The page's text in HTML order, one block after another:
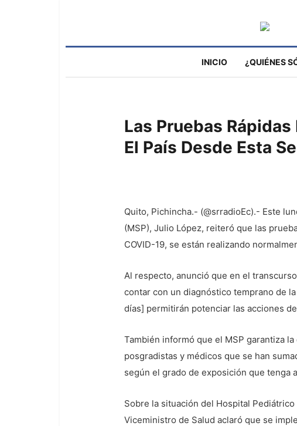
INICIO ¿QUIÉNES
Las Pruebas
El País Desde Esta
Quito, Pichincha.- (@srradioEc).- Este
(MSP), Julio López, reiteró que las
COVID-19, se están realizando
Al respecto, anunció que en el
contar con un diagnóstico temprano de
días] permitirán potenciar las acciones
También informó que el MSP garantiza
posgradistas y médicos que se han
según el grado de exposición que tenga
Sobre la situación del Hospital
Viceministro de Salud aclaró que se